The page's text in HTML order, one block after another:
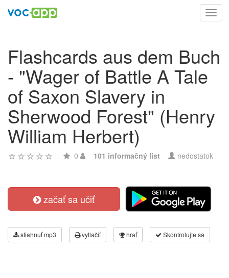
Flashcards aus dem Buch
- "Wager of Battle A Tale
of Saxon Slavery in
Sherwood Forest" (Henry
William Herbert)
0 101 informačný list nedostatok
začať sa učiť
stiahnuť mp3 vytlačiť hrať Skontrolujte sa